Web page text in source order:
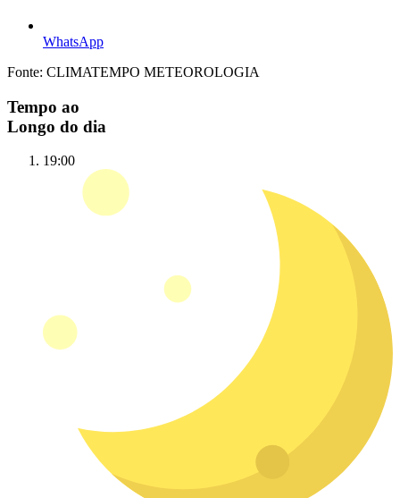
WhatsApp
Fonte: CLIMATEMPO METEOROLOGIA
Tempo ao
Longo do dia
19:00